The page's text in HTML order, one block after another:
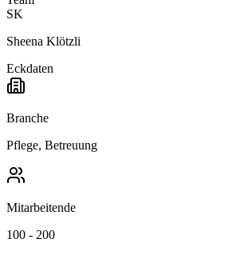
SK
Sheena Klötzli
Eckdaten
Branche
Pflege, Betreuung
Mitarbeitende
100 - 200